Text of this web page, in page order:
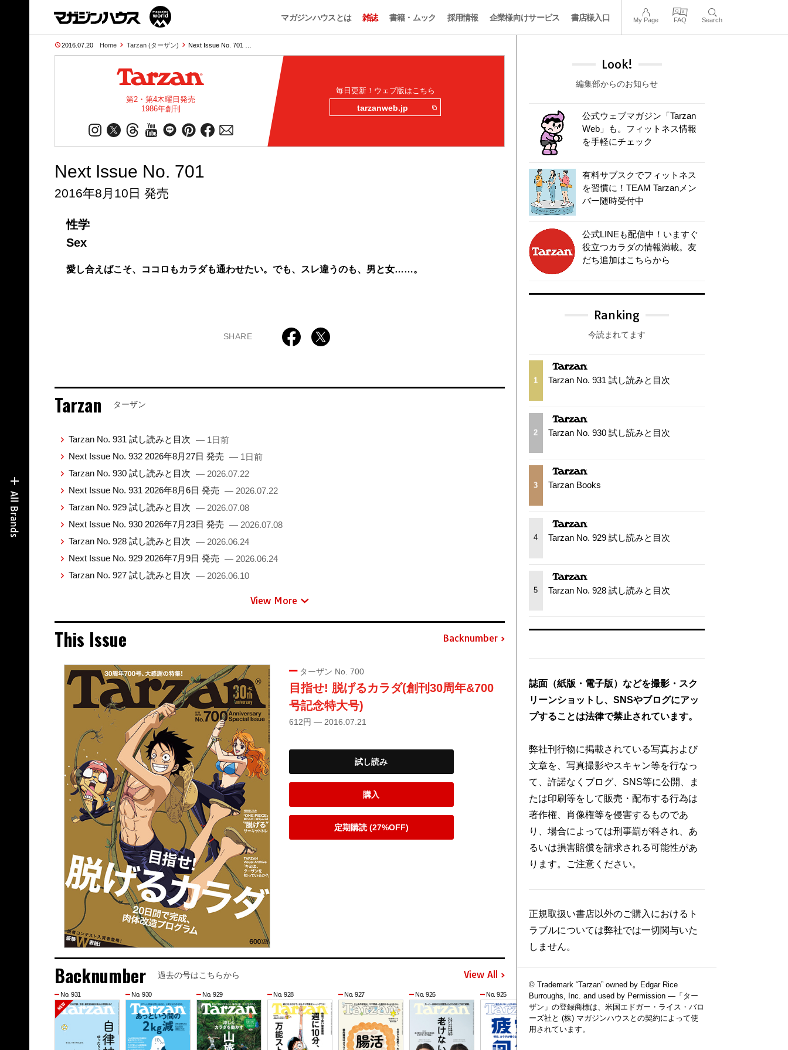
マガジンハウスとは 雑誌 書籍・ムック 採用情報 企業様向けサービス 書店様入口 My Page FAQ Search
2016.07.20 Home Tarzan (ターザン) Next Issue No. 701 …
第2・第4木曜日発売
1986年創刊
毎日更新！ウェブ版はこちら
tarzanweb.jp
Next Issue No. 701
2016年8月10日 発売
性学
Sex
愛し合えばこそ、ココロもカラダも通わせたい。でも、スレ違うのも、男と女……。
SHARE
Tarzan ターザン
Tarzan No. 931 試し読みと目次 — 1日前
Next Issue No. 932 2026年8月27日 発売 — 1日前
Tarzan No. 930 試し読みと目次 — 2026.07.22
Next Issue No. 931 2026年8月6日 発売 — 2026.07.22
Tarzan No. 929 試し読みと目次 — 2026.07.08
Next Issue No. 930 2026年7月23日 発売 — 2026.07.08
Tarzan No. 928 試し読みと目次 — 2026.06.24
Next Issue No. 929 2026年7月9日 発売 — 2026.06.24
Tarzan No. 927 試し読みと目次 — 2026.06.10
View More
This Issue Backnumber
ターザン No. 700
目指せ! 脱げるカラダ(創刊30周年&700
号記念特大号)
612円 — 2016.07.21
試し読み
購入
定期購読 (27%OFF)
Backnumber 過去の号はこちらから View All
No. 931 No. 930 No. 929 No. 928 No. 927 No. 926 No. 925 No. 924 No. 923 No. 922
Look!
編集部からのお知らせ
公式ウェブマガジン「Tarzan
Web」も。フィットネス情報
を手軽にチェック
有料サブスクでフィットネス
を習慣に！TEAM Tarzanメン
バー随時受付中
公式LINEも配信中！いますぐ
役立つカラダの情報満載。友
だち追加はこちらから
Ranking
今読まれてます
1 Tarzan No. 931 試し読みと目次
2 Tarzan No. 930 試し読みと目次
3 Tarzan Books
4 Tarzan No. 929 試し読みと目次
5 Tarzan No. 928 試し読みと目次
誌面（紙版・電子版）などを撮影・スク
リーンショットし、SNSやブログにアッ
プすることは法律で禁止されています。
弊社刊行物に掲載されている写真および
文章を、写真撮影やスキャン等を行なっ
て、許諾なくブログ、SNS等に公開、ま
たは印刷等をして販売・配布する行為は
著作権、肖像権等を侵害するものであ
り、場合によっては刑事罰が科され、あ
るいは損害賠償を請求される可能性があ
ります。ご注意ください。
正規取扱い書店以外のご購入におけるト
ラブルについては弊社では一切関与いた
しません。
© Trademark “Tarzan” owned by Edgar Rice
Burroughs, Inc. and used by Permission —「ター
ザン」の登録商標は、米国エドガー・ライス・バロ
ーズ社と (株) マガジンハウスとの契約によって使
用されています。